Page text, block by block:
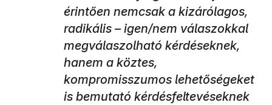
érintően nemcsak a kizárólagos,
radikális – igen/nem válaszokkal
megválaszolható kérdéseknek,
hanem a köztes,
kompromisszumos lehetőségeket
is bemutató kérdésfeltevéseknek